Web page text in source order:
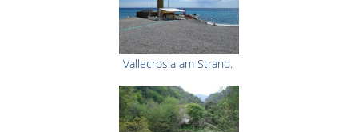
Vallecrosia am Strand.